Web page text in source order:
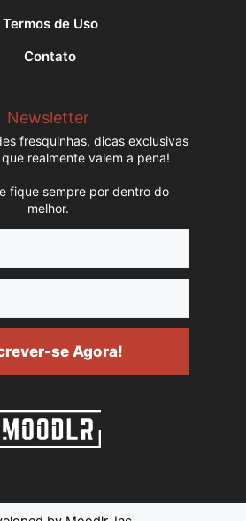
Termos de Uso
Contato
Newsletter
fresquinhas, dicas exclusivas
realmente valem a pena!
fique sempre por dentro do
melhor.
se Agora!